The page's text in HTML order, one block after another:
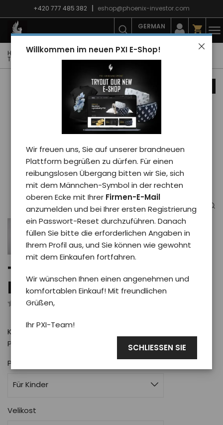
Willkommen im neuen PXI E-Shop!
Wir freuen uns, Sie auf unserer brandneuen
Plattform begrüßen zu dürfen. Für einen
reibungslosen Übergang bitten wir Sie, sich
mit dem Männchen-Symbol in der rechten
oberen Ecke mit Ihrer Firmen-E-Mail
anzumelden und bei Ihrer ersten Registrierung
ein Passwort-Reset durchzuführen. Danach
füllen Sie bitte die erforderlichen Angaben in
Ihrem Profil aus, und Sie können wie gewohnt
mit dem Einkaufen fortfahren.
Wir wünschen Ihnen einen angenehmen und
komfortablen Einkauf! Mit freundlichen
Grüßen,
Ihr PXI-Team!
SCHLIESSEN SIE
+420 777 485 382 eshop@phoenix-investor.com
GERMAN
Hauptseite E-shop Mode T-Shirts
Kinder-T-Shirts
T-Shirt PXI BALOON - kid/weiß 12y
T-Shirt PXI BALOON -
kid/weiß 12y
Kinder-T-Shirt aus Baumwolle in blau mit Motiv BALOON
Phoenix
Pro koho
Für Kinder
Velikost